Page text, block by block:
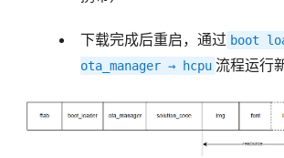
下载完成后重启，通过 boot
ota_manager → hcpu 流程运行